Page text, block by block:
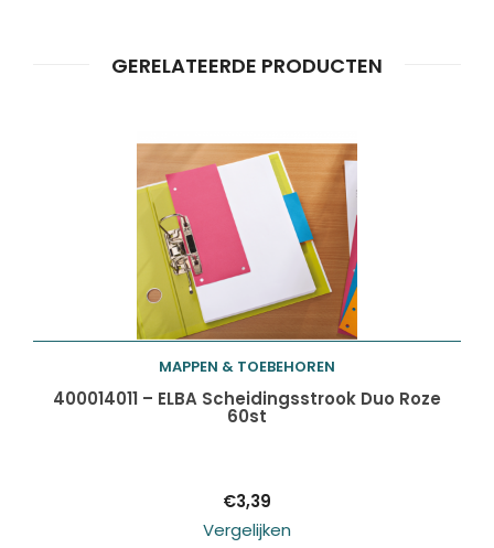
GERELATEERDE PRODUCTEN
Toevoegen aan
MAPPEN & TOEBEHOREN
400014011 – ELBA Scheidingsstrook Duo Roze
60st
€3,39
Vergelijken